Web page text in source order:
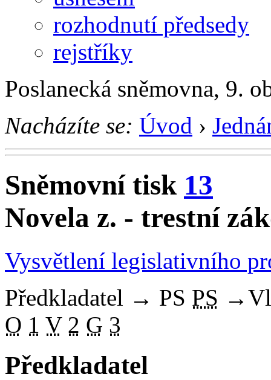
rozhodnutí předsedy
rejstříky
Poslanecká sněmovna, 9.
Nacházíte se: Úvod ›
Sněmovní tisk 13
Novela z. - trestní
Vysvětlení legislativního
Předkladatel → PS PS →
O 1 V 2 G 3
Předkladatel